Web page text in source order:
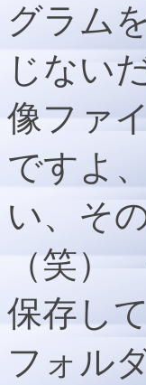
グラム
じない
像ファ
ですよ
い、そ
（笑）
保存し
フォル